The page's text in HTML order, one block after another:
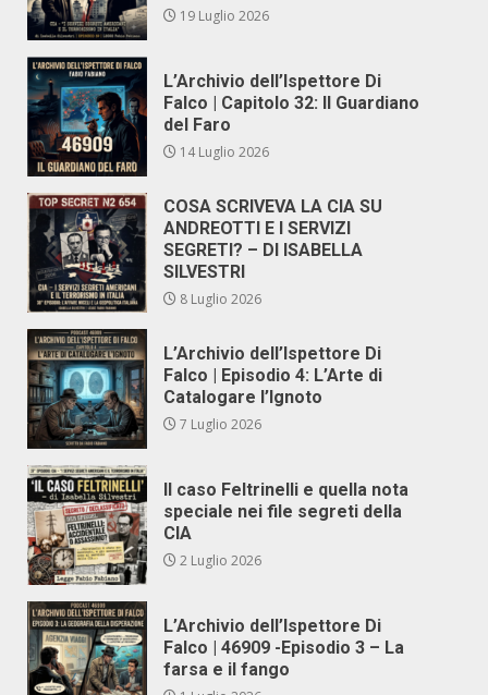
19 Luglio 2026
L’Archivio dell’Ispettore Di
Falco | Capitolo 32: Il Guardiano
del Faro
14 Luglio 2026
COSA SCRIVEVA LA CIA SU
ANDREOTTI E I SERVIZI
SEGRETI? – DI ISABELLA
SILVESTRI
8 Luglio 2026
L’Archivio dell’Ispettore Di
Falco | Episodio 4: L’Arte di
Catalogare l’Ignoto
7 Luglio 2026
Il caso Feltrinelli e quella nota
speciale nei file segreti della
CIA
2 Luglio 2026
L’Archivio dell’Ispettore Di
Falco | 46909 -Episodio 3 – La
farsa e il fango